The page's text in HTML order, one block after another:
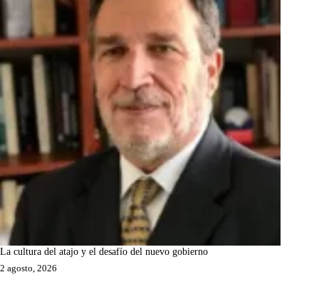
La cultura del atajo y el desafío del nuevo gobierno
2 agosto, 2026